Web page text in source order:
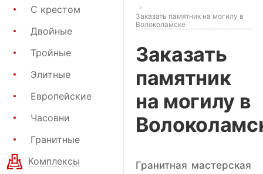
С крестом
Двойные
Тройные
Элитные
Европейские
Часовни
Гранитные
Комплексы
Заказать памятник на могилу в
Волоколамске
Заказать
памятник
на могилу в
Гранитная мастерская